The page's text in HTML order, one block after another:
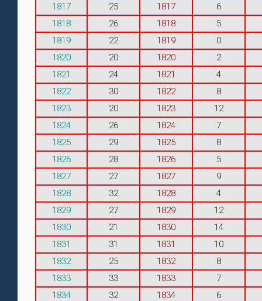
1817
25 1817
6
1818
26 1818
5
1819
22 1819
0
1820
20 1820
2
1821
24 1821
4
1822
30 1822
8
1823
20 1823
12
1824
26 1824
7
1825
29 1825
8
1826
28 1826
5
1827
27 1827
9
1828
32 1828
4
1829
27 1829
12
1830
21 1830
14
1831
31 1831
10
1832
25 1832
8
1833
33 1833
7
1834
32 1834
6